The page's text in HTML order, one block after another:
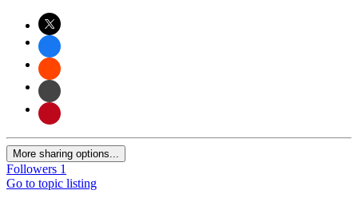
More sharing options...
Followers 1
Go to topic listing